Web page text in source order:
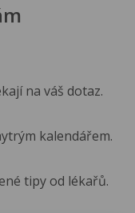
na váš dotaz.
kalendářem.
tipy od lékařů.